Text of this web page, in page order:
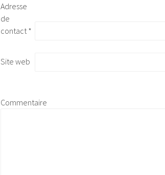
Adresse
de
contact *
Site web
Commentaire